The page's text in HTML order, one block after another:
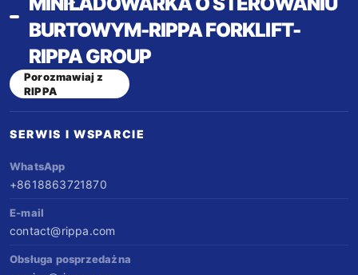
wodnych oraz treści do mediów
społecznościowych; (3) Reklamy w Google
Ads oraz udział w targach obniżają Twoje
koszty pozyskiwania klientów; (4) Bezpłatny
sprzedaży.
— globalna ochrona marki. Wydajność
porównywalna z silnikami Kubota i Yanmar.
Sprzedawaj wszędzie, serwisuj bez trudu,
buduj długoterminową wartość.
BURTOWYM-RIPPA FORKLIFT-
RIPPA GROUP
Porozmawiaj z
RIPPA
SERWIS I WSPARCIE
WhatsApp
+8618863721870
E-mail
contact@rippa.com
Obsługa posprzedażna